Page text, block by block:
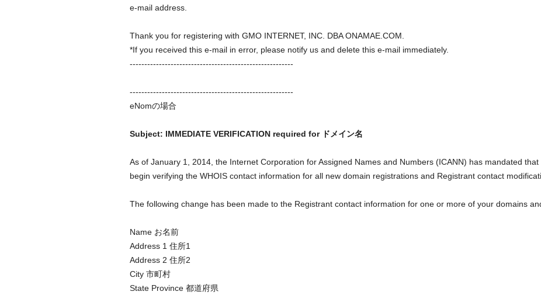
e-mail address.
Thank you for registering with GMO INTERNET, INC. DBA ONAMAE.COM.
*If you received this e-mail in error, please notify us and delete this e-mail immediately.
--------------------------------------------------------
--------------------------------------------------------
eNomの場合
Subject: IMMEDIATE VERIFICATION required for ドメイン名
As of January 1, 2014, the Internet Corporation for Assigned Names and Numbers (ICANN) has mandated
begin verifying the WHOIS contact information for all new domain registrations and Registrant contact
The following change has been made to the Registrant contact information for one or more of your domains
Name お名前
Address 1 住所1
Address 2 住所2
City 市町村
State Province 都道府県